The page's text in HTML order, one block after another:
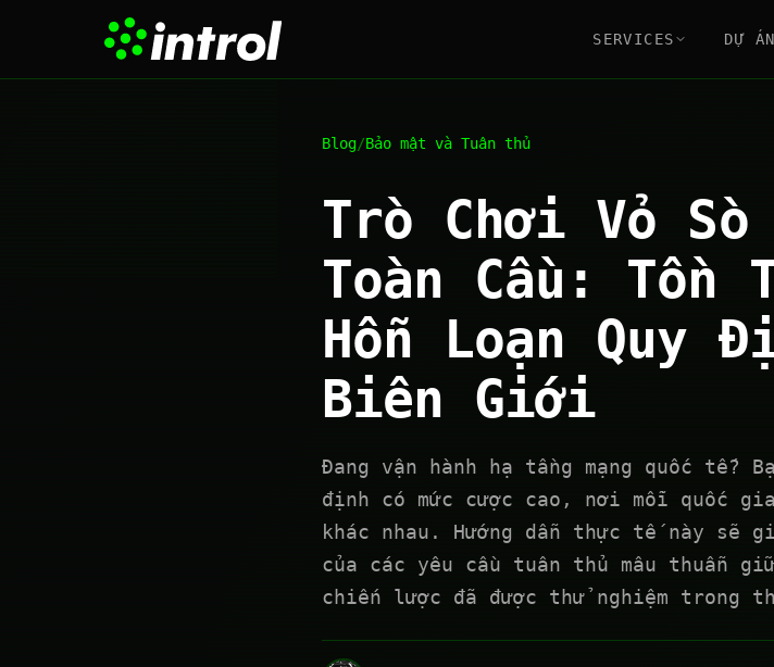
SERVICES DỰ ÁN
Blog/Bảo mật và Tuân thủ
Trò Chơi Vỏ Sò
Toàn Cầu: Tồn
Hỗn Loạn Quy
Biên Giới
Đang vận hành hạ tầng mạng quốc tế?
định có mức cược cao, nơi mỗi quốc
khác nhau. Hướng dẫn thực tế này sẽ
của các yêu cầu tuân thủ mâu thuẫn
chiến lược đã được thử nghiệm trong